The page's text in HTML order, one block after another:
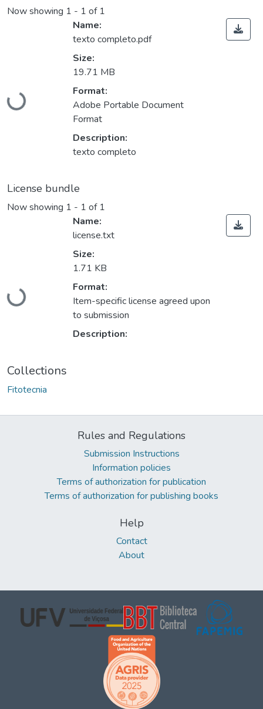
Now showing 1 - 1 of 1
Loading...
Name:
texto completo.pdf
Size:
19.71 MB
Format:
Adobe Portable Document
Format
Description:
texto completo
License bundle
Now showing 1 - 1 of 1
Loading...
Name:
license.txt
Size:
1.71 KB
Format:
Item-specific license agreed upon
to submission
Description:
Collections
Fitotecnia
Rules and Regulations
Submission Instructions
Information policies
Terms of authorization for publication
Terms of authorization for publishing books
Help
Contact
About